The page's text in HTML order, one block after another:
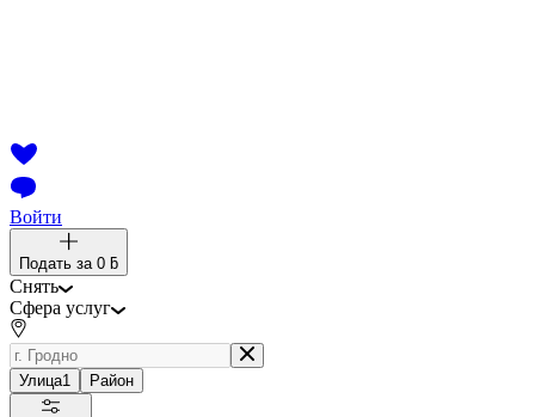
Войти
Подать за 0 ƃ
Снять
Сфера услуг
Улица1 Район